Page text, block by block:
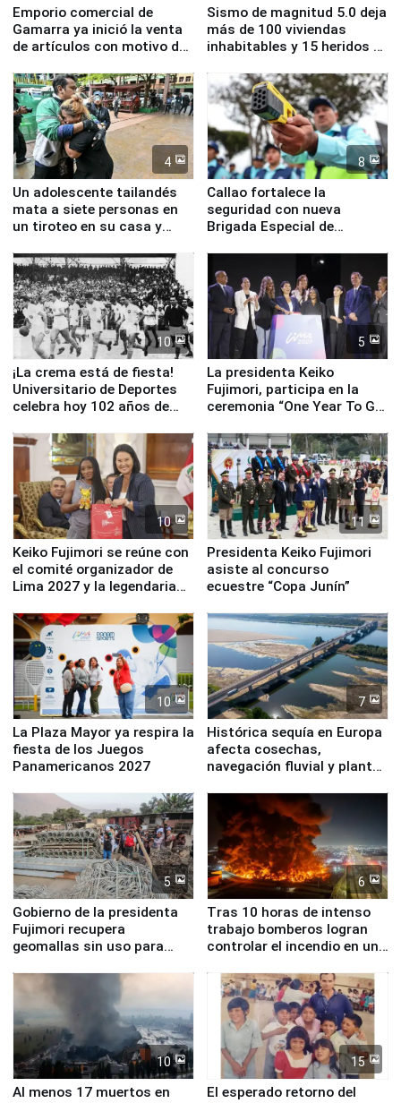
Emporio comercial de
Gamarra ya inició la venta
de artículos con motivo de
Sismo de magnitud 5.0 deja
más de 100 viviendas
inhabitables y 15 heridos en
4
Un adolescente tailandés
mata a siete personas en
un tiroteo en su casa y
8
Callao fortalece la
seguridad con nueva
Brigada Especial de
equipamiento para
Serenazgo
10
¡La crema está de fiesta!
Universitario de Deportes
celebra hoy 102 años de
5
La presidenta Keiko
Fujimori, participa en la
ceremonia “One Year To Go
10
Keiko Fujimori se reúne con
el comité organizador de
Lima 2027 y la legendaria
11
Presidenta Keiko Fujimori
asiste al concurso
ecuestre “Copa Junín”
10
La Plaza Mayor ya respira la
fiesta de los Juegos
Panamericanos 2027
7
Histórica sequía en Europa
afecta cosechas,
navegación fluvial y plantas
5
Gobierno de la presidenta
Fujimori recupera
geomallas sin uso para
Fenómeno El Niño
6
Tras 10 horas de intenso
trabajo bomberos logran
controlar el incendio en una
de Chile
10
Al menos 17 muertos en
15
El esperado retorno del